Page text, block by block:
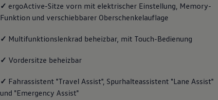
Volkswagen Kundenbetreuung
Warn- und Kontrollleuchten
Digitale Betriebsanleitung
Live Beratung
Lifestyle
Familie
Elektromobilität
Volkswagen R
✓ ergoActive-Sitze vorn mit elektrischer Einstellung, Memory-
Funktion und verschiebbarer Oberschenkelauflage
✓ Multifunktionslenkrad beheizbar, mit Touch-Bedienung
✓ Vordersitze beheizbar
✓ Fahrassistent "Travel Assist", Spurhalteassistent "Lane Assist"
und "Emergency Assist"